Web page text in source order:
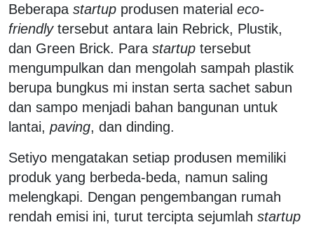
Beberapa startup produsen material eco-
friendlytersebut antara lain Rebrick, Plustik,
dan Green Brick. Para startup tersebut
mengumpulkan dan mengolah sampah plastik
berupa bungkus mi instan serta sachet sabun
dan sampo menjadi bahan bangunan untuk
lantai, paving, dan dinding.
Setiyo mengatakan setiap produsen memiliki
produk yang berbeda-beda, namun saling
melengkapi. Dengan pengembangan rumah
rendah emisi ini, turut tercipta sejumlah startup